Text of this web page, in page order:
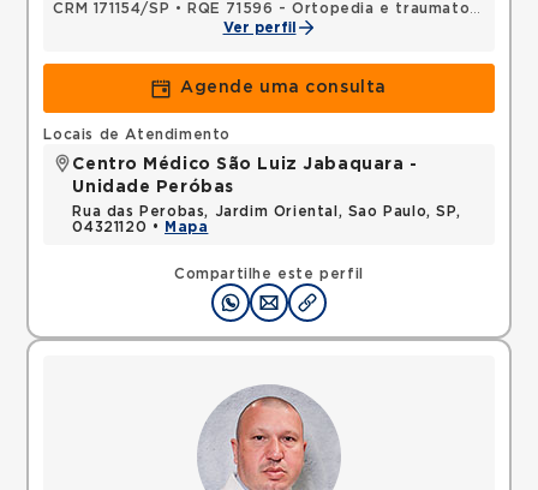
CRM 171154/SP •
RQE 71596 - Ortopedia e traumatologia
Ver perfil
Agende uma consulta
Compartilhe este perfil
Locais de Atendimento
Centro Médico São Luiz Jabaquara -
Unidade Peróbas
Rua das Perobas, Jardim Oriental, Sao Paulo, SP,
04321120 •
Mapa